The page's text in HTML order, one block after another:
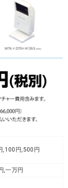
,100円,500円
,一万円